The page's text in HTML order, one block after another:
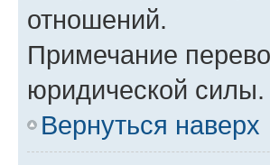
отношений.
Примечание
юридической силы.
Вернуться наверх